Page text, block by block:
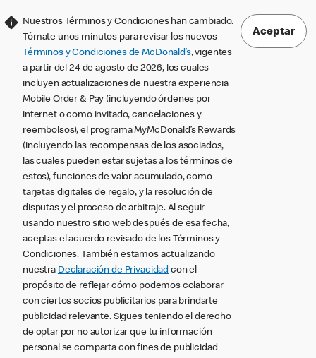
Nuestros Términos y Condiciones han cambiado.
Tómate unos minutos para revisar los nuevos
Términos y Condiciones de McDonald’s, vigentes
a partir del 24 de agosto de 2026, los cuales
incluyen actualizaciones de nuestra experiencia
Mobile Order & Pay (incluyendo órdenes por
internet o como invitado, cancelaciones y
reembolsos), el programa MyMcDonald’s Rewards
(incluyendo las recompensas de los asociados,
las cuales pueden estar sujetas a los términos de
estos), funciones de valor acumulado, como
tarjetas digitales de regalo, y la resolución de
disputas y el proceso de arbitraje. Al seguir
usando nuestro sitio web después de esa fecha,
aceptas el acuerdo revisado de los Términos y
Condiciones. También estamos actualizando
nuestra Declaración de Privacidad con el
propósito de reflejar cómo podemos colaborar
con ciertos socios publicitarios para brindarte
publicidad relevante. Sigues teniendo el derecho
de optar por no autorizar que tu información
personal se comparta con fines de publicidad
Aceptar